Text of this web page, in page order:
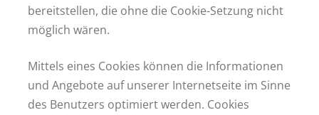
bereitstellen, die ohne die Cookie-Setzung nicht
möglich wären.
Mittels eines Cookies können die Informationen
und Angebote auf unserer Internetseite im Sinne
des Benutzers optimiert werden. Cookies